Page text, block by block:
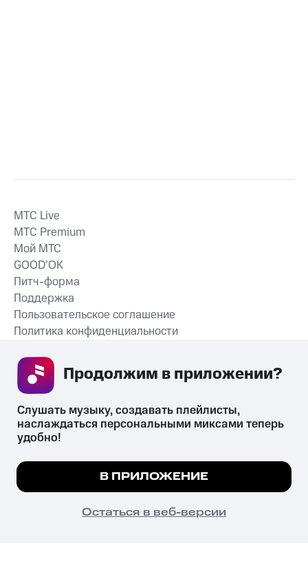
СКАЧАТЬ ПРИЛОЖЕНИЕ
MTС Live
MTС Premium
Мой МТС
GOOD’OK
Питч-форма
Поддержка
Пользовательское соглашение
Политика конфиденциальности
психотропных веществ, их аналогов причиняет вред здоровью,
их незаконный оборот запрещён и влечёт установленную
законодательством ответственность.
© 2026 ООО «КИОН».
Все права защищены
Мы используем куки, чтобы на сайте все
Подробнее
ПОНЯТНО
Слушать музыку, создавать плейлисты,
наслаждаться персональными миксами теперь
удобно!
В ПРИЛОЖЕНИЕ
Остаться в веб-версии